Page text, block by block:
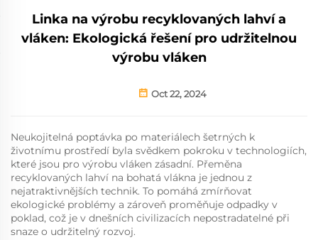
Linka na výrobu recyklovaných lahví a
vláken: Ekologická řešení pro udržitelnou
výrobu vláken
Oct 22, 2024
Neukojitelná poptávka po materiálech šetrných k
životnímu prostředí byla svědkem pokroku v technologiích,
které jsou pro výrobu vláken zásadní. Přeměna
recyklovaných lahví na bohatá vlákna je jednou z
nejatraktivnějších technik. To pomáhá zmírňovat
ekologické problémy a zároveň proměňuje odpadky v
poklad, což je v dnešních civilizacích nepostradatelné při
snaze o udržitelný rozvoj.